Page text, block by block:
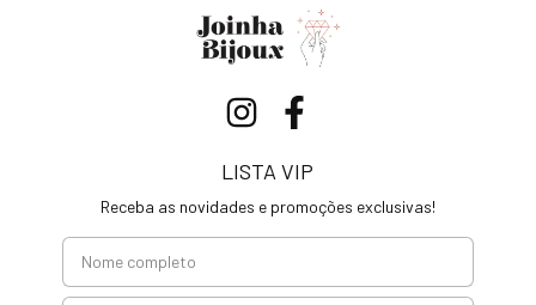
LISTA VIP
Receba as novidades e promoções exclusivas!